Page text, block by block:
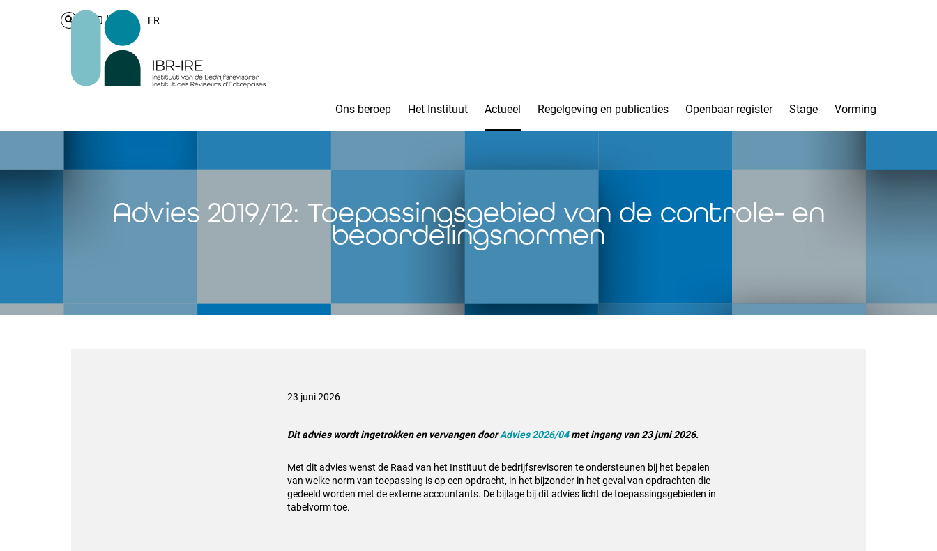
Login FR
Ons beroep Het Instituut Actueel Regelgeving en publicaties Openbaar register Stage Vorming
Advies 2019/12: Toepassingsgebied van de controle- en
beoordelingsnormen
23 juni 2026
Dit advies wordt ingetrokken en vervangen doorAdvies 2026/04met ingang van 23 juni 2026.
Met dit advies wenst de Raad van het Instituut de bedrijfsrevisoren te ondersteunen bij het bepalen
van welke norm van toepassing is op een opdracht, in het bijzonder in het geval van opdrachten die
gedeeld worden met de externe accountants. De bijlage bij dit advies licht de toepassingsgebieden in
tabelvorm toe.